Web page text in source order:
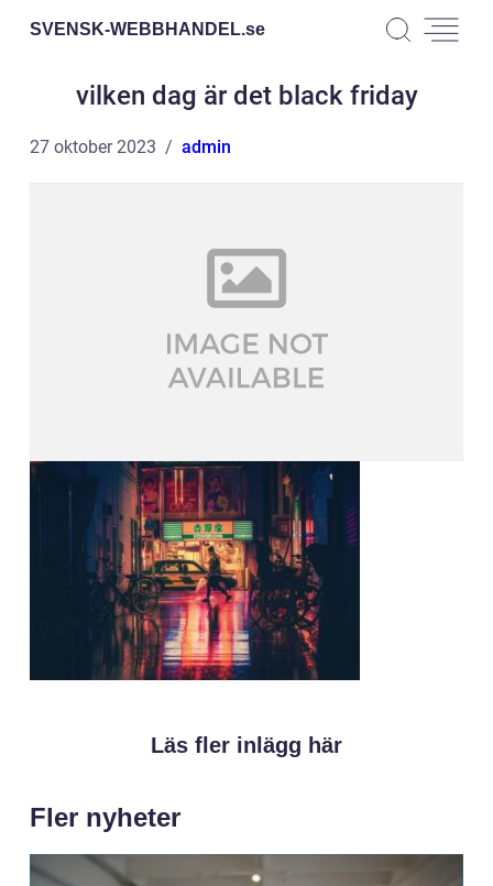
SVENSK-WEBBHANDEL.se
vilken dag är det black friday
27 oktober 2023 admin
Läs fler inlägg här
Fler nyheter